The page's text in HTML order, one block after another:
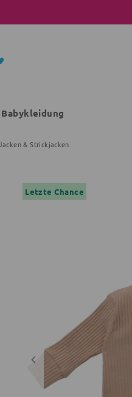
Babykleidung
Jacken & Strickjacken
Letzte Chance